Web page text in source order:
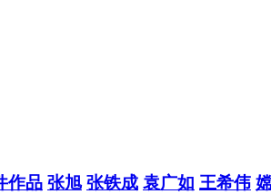
作品 张旭 张铁成 袁广如 王希伟